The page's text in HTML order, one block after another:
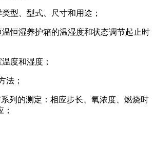
型、型式、尺寸和用途；
恒湿养护箱的温湿度和状态调节起止时
度和湿度；
法；
列的测定：相应步长、氧浓度、燃烧时